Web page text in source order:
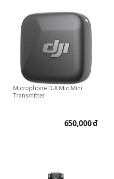
Microphone DJI Mic Mini
Transmitter
650,000đ